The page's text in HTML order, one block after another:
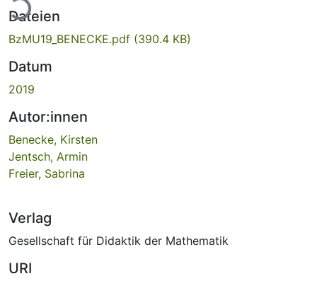
Dateien
BzMU19_BENECKE.pdf (390.4 KB)
Datum
2019
Autor:innen
Benecke, Kirsten
Jentsch, Armin
Freier, Sabrina
Verlag
Gesellschaft für Didaktik der Mathematik
URI